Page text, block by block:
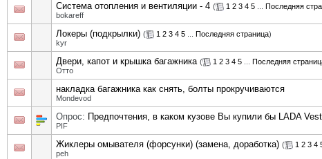
Система отопления и вентиляции - 4 ( 1 2 3 4 5 Последняя
bokareff
Локеры (подкрылки) ( 1 2 3 4 5 Последняя страница)
kyr
Двери, капот и крышка багажника ( 1 2 3 4 5 Последняя
Отто
накладка багажника как снять, болты прокручиваются
Mondevod
Опрос: Предпочтения, в каком кузове Вы купили бы LADA
PIF
Жиклеры омывателя (форсунки) (замена, доработка) ( 1 2 3 4
peh